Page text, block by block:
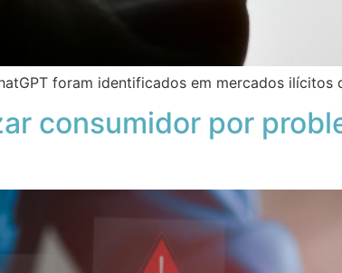
foram identificados em mercados
consumidor por